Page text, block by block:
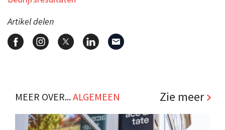
Artikel delen
MEER OVER...ALGEMEEN Zie meer